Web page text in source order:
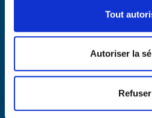
Tout
Autoriser la
Refuser
Inscription
Inscrivez-vous et recevez la
de Paris.